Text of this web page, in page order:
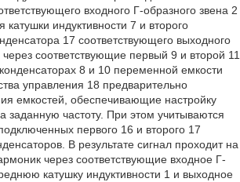
входного Г-образного звена 2
катушки индуктивности 7 и второго
17 соответствующего выходного
через соответствующие первый 9 и второй 11
8 и 10 переменной емкости
управления 18 предварительно
емкостей, обеспечивающие настройку
заданную частоту. При этом учитываются
первого 16 и второго 17
В результате сигнал проходит на
через соответствующие входное Г-
катушку индуктивности 1 и выходное